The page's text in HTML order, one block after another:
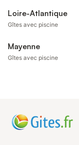
Loire-Atlantique
Gîtes avec piscine
Mayenne
Gîtes avec piscine